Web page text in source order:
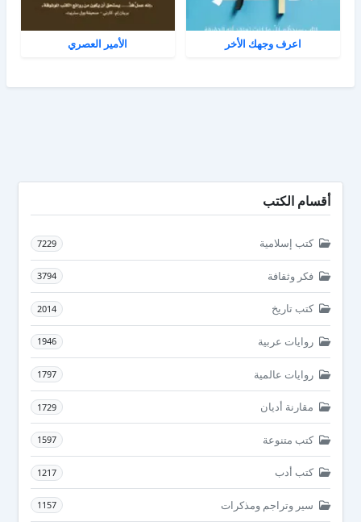
اعرف وجهك الأخر الأمير العصري
أقسام الكتب
كتب إسلامية 7229
فكر وثقافة 3794
كتب تاريخ 2014
روايات عربية 1946
روايات عالمية 1797
مقارنة أديان 1729
كتب متنوعة 1597
كتب أدب 1217
سير وتراجم ومذكرات 1157